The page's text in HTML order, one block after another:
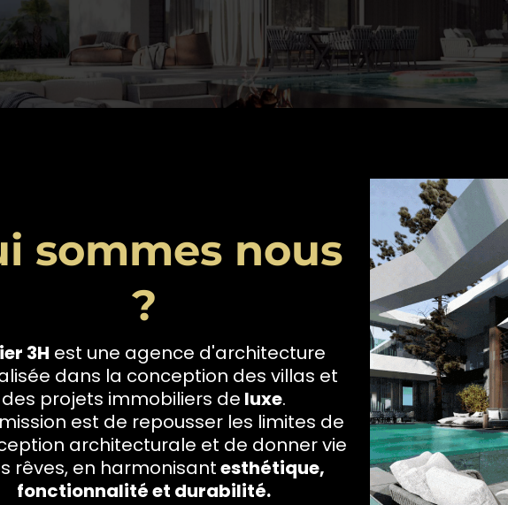
sommes nous
?
3H est une agence d'architecture
dans la conception des villas et
des projets immobiliers de luxe.
est de repousser les limites de
architecturale et de donner vie
rêves, en harmonisantesthétique,
fonctionnalité et durabilité.